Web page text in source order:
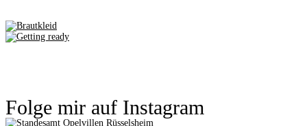
Folge mir auf Instagram